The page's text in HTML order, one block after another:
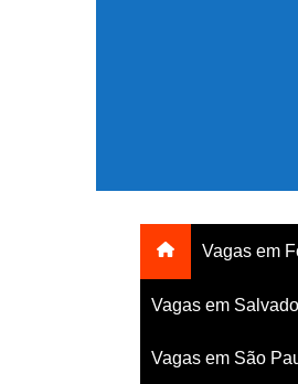
Vagas em
Vagas em
Vagas em São